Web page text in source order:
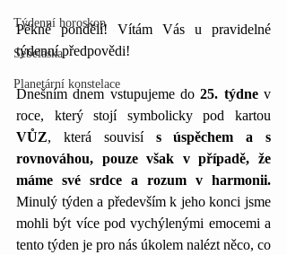
Týdenní horoskop
Sebeláska
Planetární konstelace
Pěkné pondělí! Vítám Vás u pravidelné
týdenní předpovědi!
Dnešním dnem vstupujeme do 25. týdne v
VŮZ, která souvisí s úspěchem a s
rovnováhou, pouze však v případě, že
Minulý týden a především k jeho konci jsme
mohli být více pod vychýlenými emocemi a
tento týden je pro nás úkolem nalézt něco, co